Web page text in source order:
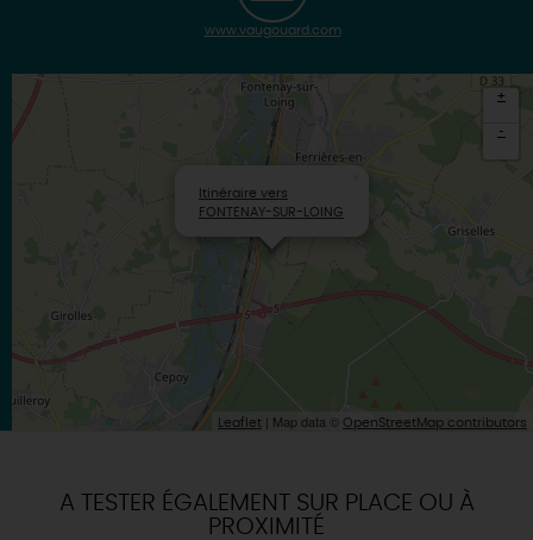
www.vaugouard.com
Itinéraire vers
FONTENAY-SUR-LOING
+
-
Leaflet | Map data © OpenStreetMap contributors
A TESTER ÉGALEMENT SUR PLACE OU À
PROXIMITÉ